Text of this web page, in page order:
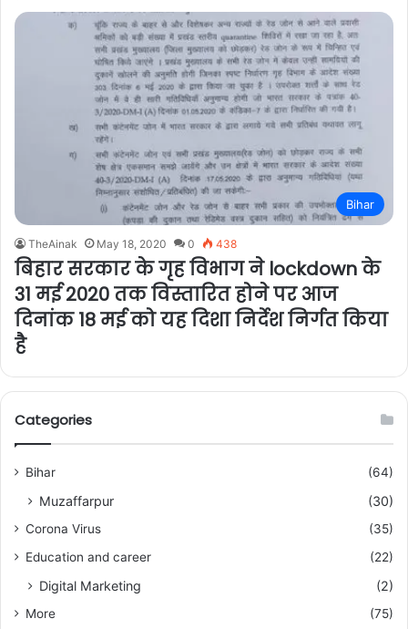
Bihar
TheAinak May 18, 2020 0 438
बिहार सरकार के गृह विभाग ने lockdown के
31 मई 2020 तक विस्तारित होने पर आज
दिनांक 18 मई को यह दिशा निर्देश निर्गत किया
है
Categories
Bihar (64)
Muzaffarpur (30)
Corona Virus
(35)
Education and career
(22)
Digital Marketing (2)
More (75)